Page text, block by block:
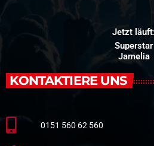
Jetzt läuft:
Superstar
Jamelia
KONTAKTIERE UNS
0151 560 62 560